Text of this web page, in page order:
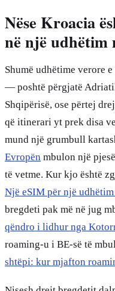
Nëse Kroacia
në një udhëtim
Shumë udhëtime verore
— poshtë përgjatë
Shqipërisë, ose përtej
që itinerari yt prek disa
mund një grumbull
Evropën mbulon një
të vetme. Kur kjo është
Një eSIM për një
bregdeti pak më në jug
qëndro i lidhur nga
roaming-u i BE-së të
shtëpi: kur mjafton